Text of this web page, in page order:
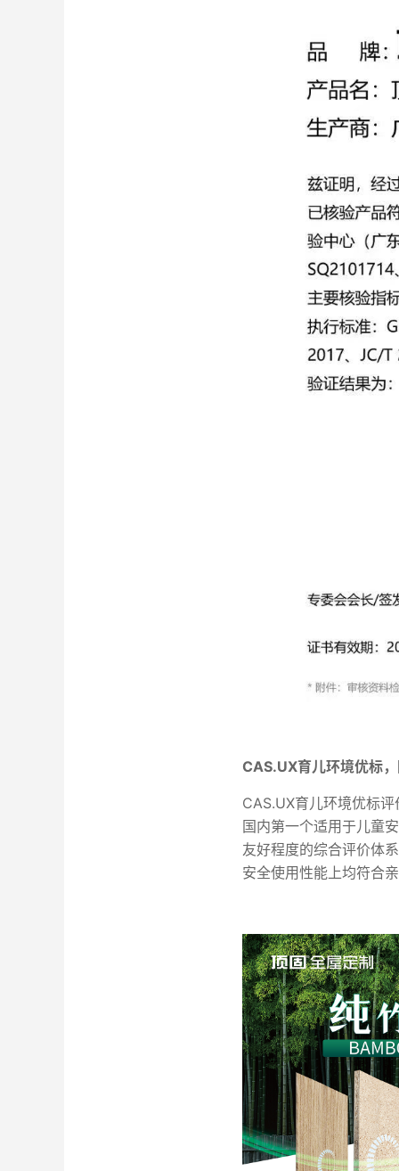
CAS.UX育儿环境优标，
CAS.UX育儿环境优标
国内第一个适用于儿童
友好程度的综合评价体
安全使用性能上均符合